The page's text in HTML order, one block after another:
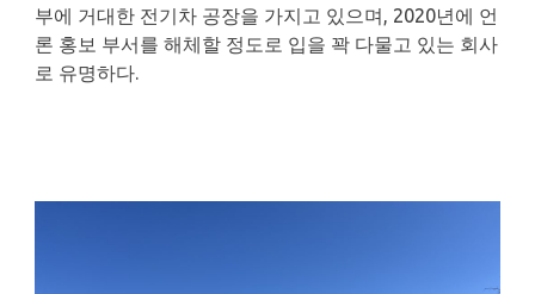
부에 거대한 전기차 공장을 가지고 있으며, 2020년에 언
론 홍보 부서를 해체할 정도로 입을 꽉 다물고 있는 회사
로 유명하다.